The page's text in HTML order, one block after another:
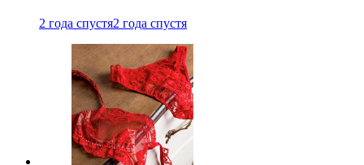
2 года спустя2 года спустя